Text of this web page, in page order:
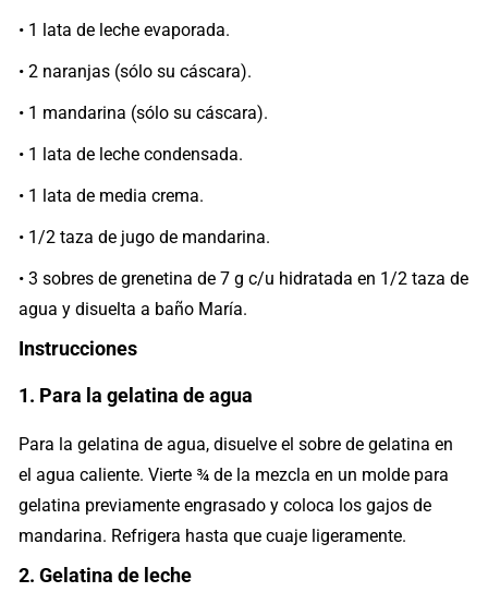
• 1 lata de leche evaporada.
• 2 naranjas (sólo su cáscara).
• 1 mandarina (sólo su cáscara).
• 1 lata de leche condensada.
• 1 lata de media crema.
• 1/2 taza de jugo de mandarina.
• 3 sobres de grenetina de 7 g c/u hidratada en 1/2 taza de
agua y disuelta a baño María.
Instrucciones
1. Para la gelatina de agua
Para la gelatina de agua, disuelve el sobre de gelatina en
el agua caliente. Vierte ¾ de la mezcla en un molde para
gelatina previamente engrasado y coloca los gajos de
mandarina. Refrigera hasta que cuaje ligeramente.
2. Gelatina de leche